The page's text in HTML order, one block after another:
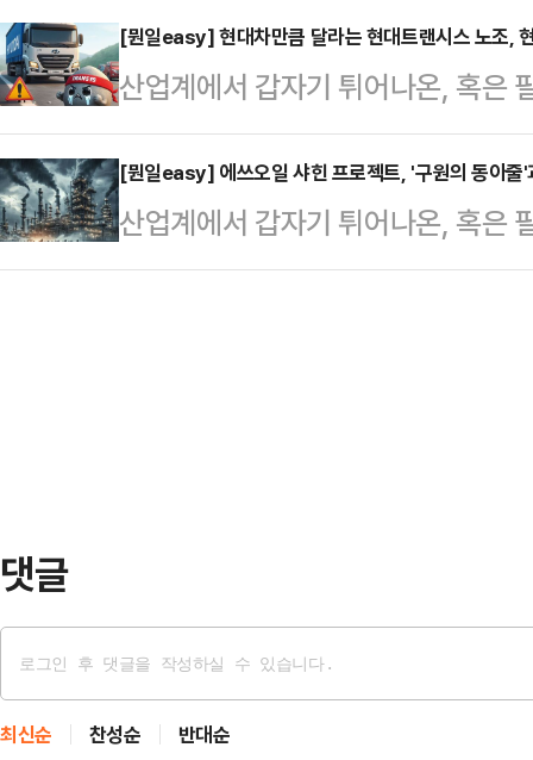
국이 도널드 트럼프의 두번째 집권
있는 현대차그룹에 관심이 집중되
을 더 많이 벌고 …
관심이 많은 일반 독자들을 위해 데
풀어드립니다.#포지티브적 해석 :
권#네거티브적 해석 : 입맛 까다로
조사이자 중국 최대의 전기차 업체
공식 선언했습니다. 그동안은 지게
팔았지만, 이번…
[뭔일easy] 현대차만큼 달라는 현대트랜시스 노조,
산업계에서 갑자기 튀어나온, 혹은
펴봅니다. 특정 산업 분야의 직‧간
관심이 많은 일반 독자들을 위해 데
풀어드립니다.#포지티브적 해석 :
네거티브적 해석 : 큰 몫을 손에 쥔
[뭔일easy] 에쓰오일 샤힌 프로젝트, '구원의 동아줄'
산업계에서 갑자기 튀어나온, 혹은
펴봅니다. 특정 산업 분야의 직‧간
댓글
최신순 찬성순 반대순